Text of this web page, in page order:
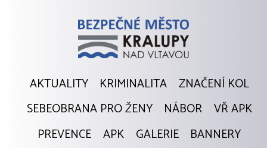
AKTUALITY KRIMINALITA
ZNAČENÍ KOL
SEBEOBRANA PRO ŽENY
NÁBOR
VŘ APK
PREVENCE
APK GALERIE
BANNERY